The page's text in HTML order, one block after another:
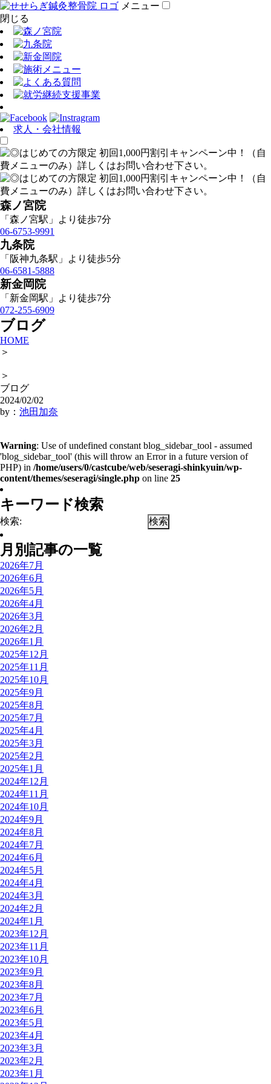
メニュー
閉じる
求人・会社情報
森ノ宮院
「森ノ宮駅」より徒歩7分
06-6753-9991
九条院
「阪神九条駅」より徒歩5分
06-6581-5888
新金岡院
「新金岡駅」より徒歩7分
072-255-6909
ブログ
HOME
＞
＞
ブログ
2024/02/02
by： 池田加奈
Warning: Use of undefined constant blog_sidebar_tool - assumed
'blog_sidebar_tool' (this will throw an Error in a future version of
PHP) in /home/users/0/castcube/web/seseragi-shinkyuin/wp-
content/themes/seseragi/single.php on line 25
キーワード検索
検索:
月別記事の一覧
2026年7月
2026年6月
2026年5月
2026年4月
2026年3月
2026年2月
2026年1月
2025年12月
2025年11月
2025年10月
2025年9月
2025年8月
2025年7月
2025年4月
2025年3月
2025年2月
2025年1月
2024年12月
2024年11月
2024年10月
2024年9月
2024年8月
2024年7月
2024年6月
2024年5月
2024年4月
2024年3月
2024年2月
2024年1月
2023年12月
2023年11月
2023年10月
2023年9月
2023年8月
2023年7月
2023年6月
2023年5月
2023年4月
2023年3月
2023年2月
2023年1月